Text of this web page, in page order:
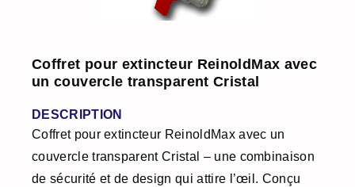
Coffret pour extincteur ReinoldMax avec
un couvercle transparent Cristal
DESCRIPTION
Coffret pour extincteur ReinoldMax avec un
couvercle transparent Cristal – une combinaison
de sécurité et de design qui attire l’œil. Conçu